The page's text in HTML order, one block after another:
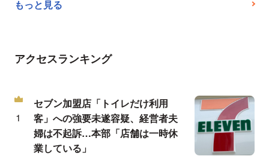
もっと見る
アクセスランキング
セブン加盟店「トイレだけ利用
客」への強要未遂容疑、経営者夫
婦は不起訴…本部「店舗は一時休
業している」